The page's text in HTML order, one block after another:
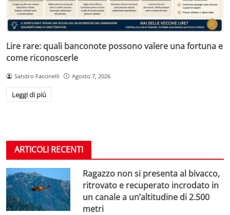
Lire rare: quali banconote possono valere una fortuna e
come riconoscerle
Sandro Faccinelli Agosto 7, 2026
Leggi di più
ARTICOLI RECENTI
Ragazzo non si presenta al bivacco,
ritrovato e recuperato incrodato in
un canale a un’altitudine di 2.500
metri